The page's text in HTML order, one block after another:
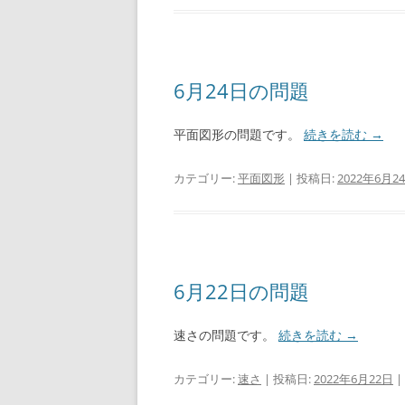
6月24日の問題
平面図形の問題です。 続きを読む →
カテゴリー:平面図形 | 投稿日:2022年6月
6月22日の問題
速さの問題です。 続きを読む →
カテゴリー:速さ | 投稿日:2022年6月22日 |